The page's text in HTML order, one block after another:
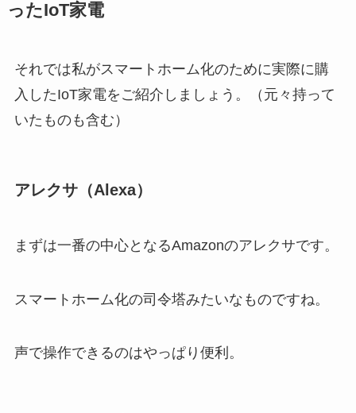
ったIoT家電
それでは私がスマートホーム化のために実際に購
入したIoT家電をご紹介しましょう。（元々持って
いたものも含む）
アレクサ（Alexa）
まずは一番の中心となるAmazonのアレクサです。
スマートホーム化の司令塔みたいなものですね。
声で操作できるのはやっぱり便利。